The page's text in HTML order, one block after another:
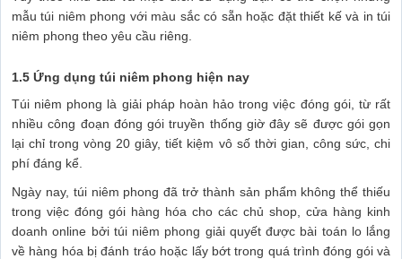
mẫu túi niêm phong với màu sắc có sẵn hoặc đặt thiết kế và in túi
niêm phong theo yêu cầu riêng.
1.5 Ứng dụng túi niêm phong hiện nay
Túi niêm phong là giải pháp hoàn hảo trong việc đóng gói, từ rất
nhiều công đoạn đóng gói truyền thống giờ đây sẽ được gói gọn
lại chỉ trong vòng 20 giây, tiết kiệm vô số thời gian, công sức, chi
phí đáng kể.
Ngày nay, túi niêm phong đã trở thành sản phẩm không thể thiếu
trong việc đóng gói hàng hóa cho các chủ shop, cửa hàng kinh
doanh online bởi túi niêm phong giải quyết được bài toán lo lắng
về hàng hóa bị đánh tráo hoặc lấy bớt trong quá trình đóng gói và